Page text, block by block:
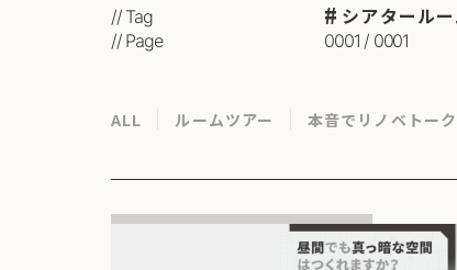
// Tag シアタール
// Page 0001 / 0001
ALL ルームツアー 本音でリノベトーク